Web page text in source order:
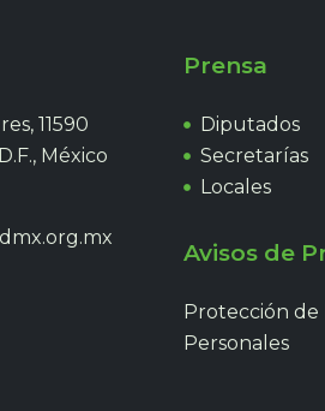
11590
México
Prensa
Diputados
Secretarías
Locales
Avisos de
Protección de
Personales